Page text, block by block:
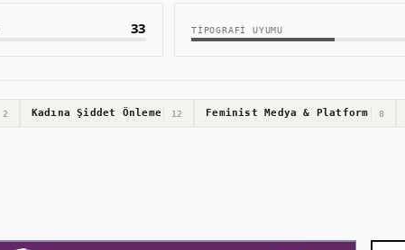
33 TIPOGRAFI UYUMU
2 Kadına Şiddet Önleme 12 Feminist Medya & Platform 8